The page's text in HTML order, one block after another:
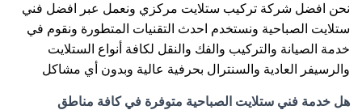
نحن افضل شركة تركيب ستلايت مركزي ونعمل عبر افضل فني
ستلايت الصباحية ونستخدم احدث التقنيات المتطورة ونقوم في
خدمة الصيانة والتركيب والفك والنقل لكافة أنواع الستلايت
والرسيفر العادية والسنترال بحرفية عالية وبدون أي مشاكل
هل خدمة فني ستلايت الصباحية متوفرة في كافة مناطق